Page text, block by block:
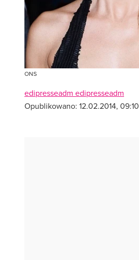
ONS
edipresseadm edipresseadm
Opublikowano: 12.02.2014, 09:10